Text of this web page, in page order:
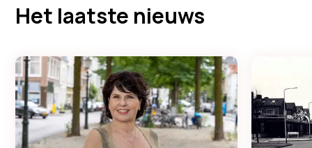
Het laatste nieuws